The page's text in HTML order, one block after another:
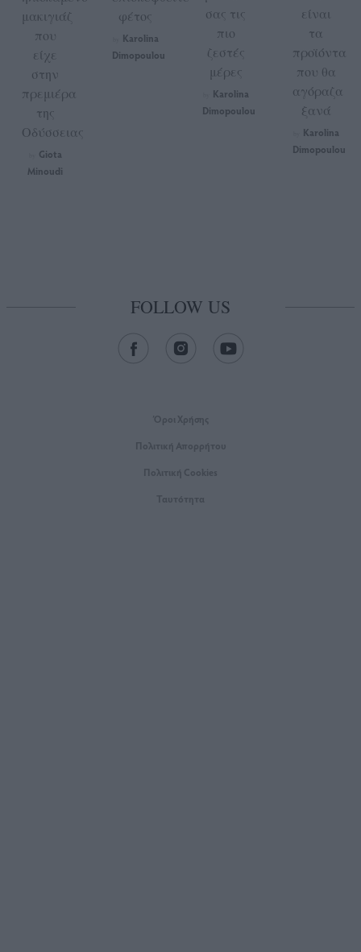
μακιγιάζ
που
είχε
στην
πρεμιέρα
της
Οδύσσειας
Giota
Minoudi
φέτος
Karolina
Dimopoulou
σας τις
πιο
ζεστές
μέρες
Karolina
Dimopoulou
είναι
τα
προϊόντα
που θα
αγόραζα
ξανά
Karolina
Dimopoulou
FOLLOW US
Όροι Xρήσης
Πολιτική Απορρήτου
Πολιτική Cookies
Ταυτότητα